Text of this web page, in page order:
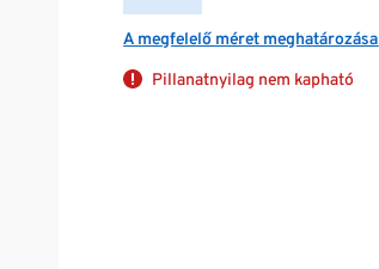
A megfelelő méret meghatározása
Pillanatnyilag nem kapható